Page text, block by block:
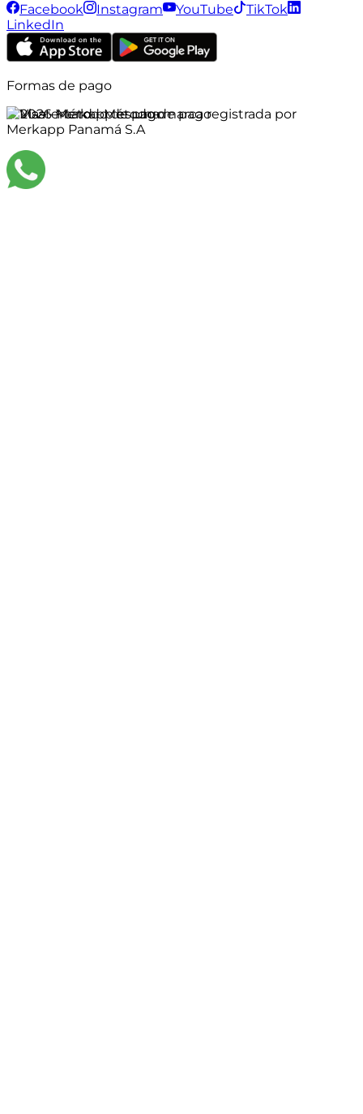
Facebook
Instagram YouTube
TikTok
LinkedIn
Formas de pago
©2026Merkapp es una marca registrada por
Merkapp Panamá S.A